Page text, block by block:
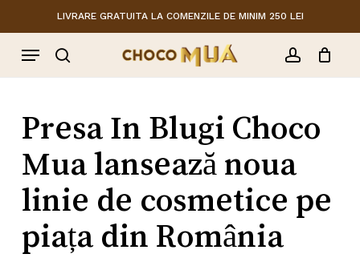
to
main
LIVRARE GRATUITA LA COMENZILE DE MINIM 250 LEI
Menu Cart Close
Cart
Presa In Blugi Choco
Mua lansează noua
linie de cosmetice pe
piața din România